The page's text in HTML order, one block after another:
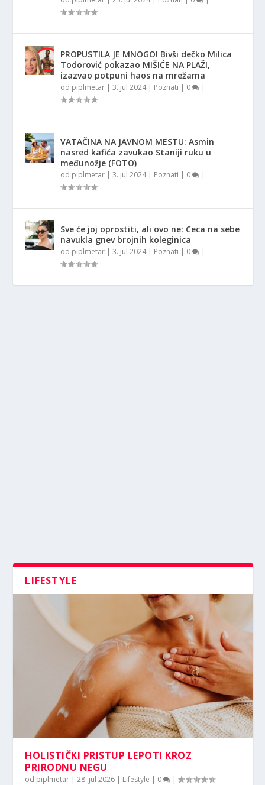
PROPUSTILA JE MNOGO! Bivši dečko Milica
Todorović pokazao MIŠIĆE NA PLAŽI,
izazvao potpuni haos na mrežama
od piplmetar |3. jul 2024| Poznati | 0 |
VATAČINA NA JAVNOM MESTU: Asmin
nasred kafića zavukao Staniji ruku u
međunožje (FOTO)
od piplmetar |3. jul 2024| Poznati | 0 |
Sve će joj oprostiti, ali ovo ne: Ceca na sebe
navukla gnev brojnih koleginica
od piplmetar |3. jul 2024| Poznati | 0 |
LIFESTYLE
HOLISTIČKI PRISTUP LEPOTI KROZ
PRIRODNU NEGU
od piplmetar |28. jul 2026 | Lifestyle | 0 |